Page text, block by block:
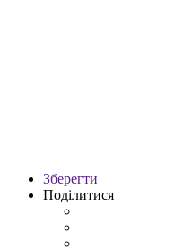
Зберегти
Поділитися